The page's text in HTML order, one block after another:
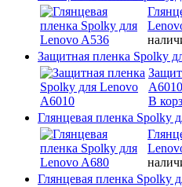
Защитная пленка Spolky
A6010
В
Глянцевая пленка Spolky
Глянцевая пленка Spolky